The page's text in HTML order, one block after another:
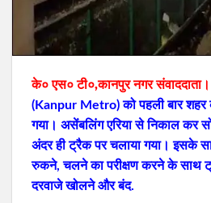
के० एस० टी०,कानपुर नगर संवाददाता।
(Kanpur Metro) को पहली बार शहर
गया। असेंबलिंग एरिया से निकाल कर
अंदर ही ट्रैक पर चलाया गया। इसके
रुकने, चलने का परीक्षण करने के साथ
दरवाजे खोलने और बंद.